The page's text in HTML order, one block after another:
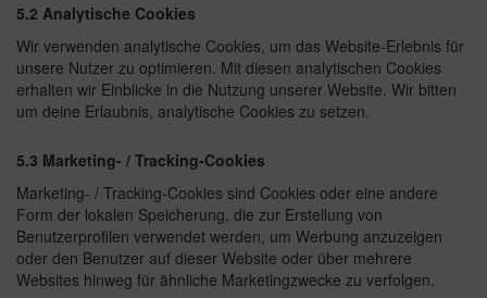
5.2 Analytische Cookies
Wir verwenden analytische Cookies, um das Website-Erlebnis für
unsere Nutzer zu optimieren. Mit diesen analytischen Cookies
erhalten wir Einblicke in die Nutzung unserer Website. Wir bitten
um deine Erlaubnis, analytische Cookies zu setzen.
5.3 Marketing- / Tracking-Cookies
Marketing- / Tracking-Cookies sind Cookies oder eine andere
Form der lokalen Speicherung, die zur Erstellung von
Benutzerprofilen verwendet werden, um Werbung anzuzeigen
oder den Benutzer auf dieser Website oder über mehrere
Websites hinweg für ähnliche Marketingzwecke zu verfolgen.